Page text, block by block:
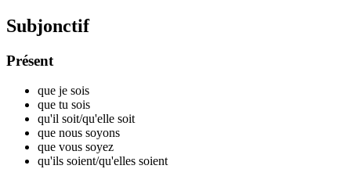
Subjonctif
Présent
que je sois
que tu sois
qu'il soit/qu'elle soit
que nous soyons
que vous soyez
qu'ils soient/qu'elles soient